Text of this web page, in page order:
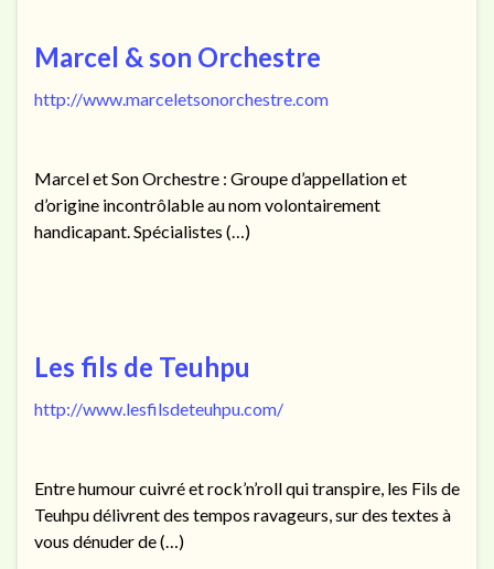
Marcel & son Orchestre
http://www.marceletsonorchestre.com
Marcel et Son Orchestre : Groupe d’appellation et
d’origine incontrôlable au nom volontairement
handicapant. Spécialistes (…)
Les fils de Teuhpu
http://www.lesfilsdeteuhpu.com/
Entre humour cuivré et rock’n’roll qui transpire, les Fils de
Teuhpu délivrent des tempos ravageurs, sur des textes à
vous dénuder de (…)